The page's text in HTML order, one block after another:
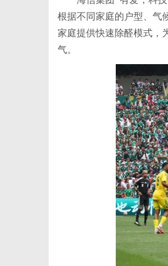
根据不同家庭的户型、气
家庭提供快速除醛模式，
气。